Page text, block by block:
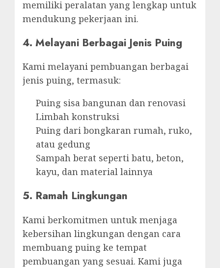
memiliki peralatan yang lengkap untuk
mendukung pekerjaan ini.
4. Melayani Berbagai Jenis Puing
Kami melayani pembuangan berbagai
jenis puing, termasuk:
Puing sisa bangunan dan renovasi
Limbah konstruksi
Puing dari bongkaran rumah, ruko,
atau gedung
Sampah berat seperti batu, beton,
kayu, dan material lainnya
5. Ramah Lingkungan
Kami berkomitmen untuk menjaga
kebersihan lingkungan dengan cara
membuang puing ke tempat
pembuangan yang sesuai. Kami juga